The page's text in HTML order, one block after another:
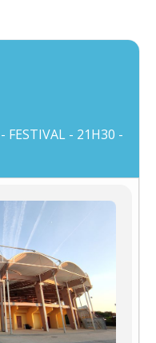
FESTIVAL - 21H30 -